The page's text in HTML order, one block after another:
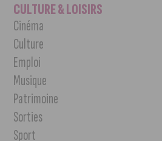
CULTURE & LOISIRS
Cinéma
Culture
Emploi
Musique
Patrimoine
Sorties
Sport